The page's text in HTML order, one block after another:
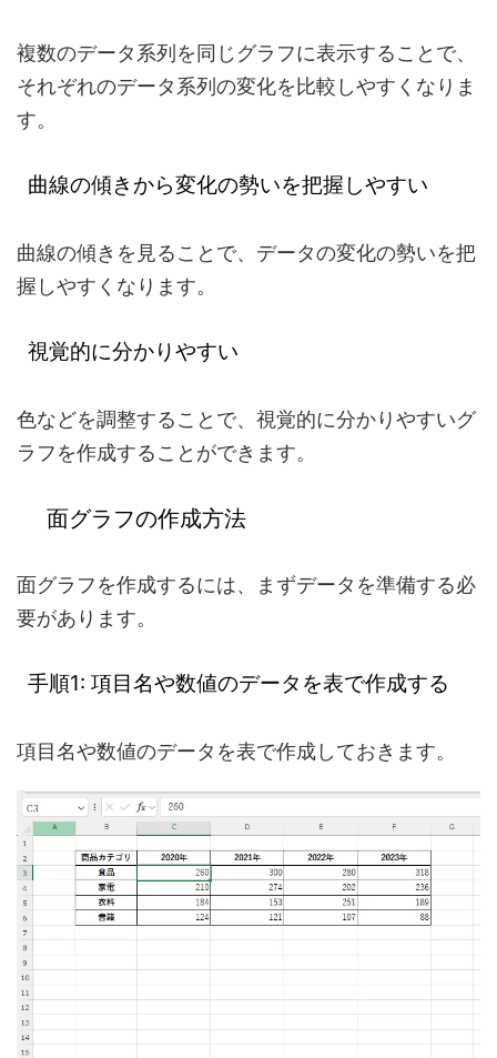
複数のデータ系列を同じグラフに表示することで、
それぞれのデータ系列の変化を比較しやすくなりま
す。
曲線の傾きから変化の勢いを把握しやすい
曲線の傾きを見ることで、データの変化の勢いを把
握しやすくなります。
視覚的に分かりやすい
色などを調整することで、視覚的に分かりやすいグ
ラフを作成することができます。
面グラフの作成方法
面グラフを作成するには、まずデータを準備する必
要があります。
手順1: 項目名や数値のデータを表で作成する
項目名や数値のデータを表で作成しておきます。